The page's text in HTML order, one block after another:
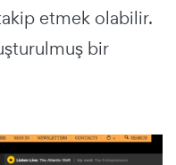
etmek olabilir.
bir